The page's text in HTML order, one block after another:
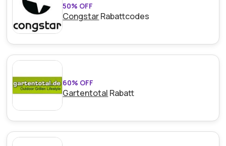
50% OFF
CongstarRabattcodes
60% OFF
Gartentotal Rabatt